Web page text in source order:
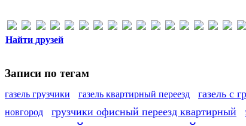
Найти друзей
Записи по тегам
газель грузчики газель квартирный переезд газель с
новгород
грузчики офисный переезд квартирный